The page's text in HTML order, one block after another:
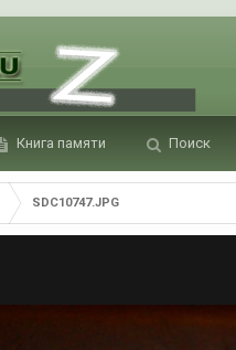
Книга памяти Поиск
SDC10747.JPG